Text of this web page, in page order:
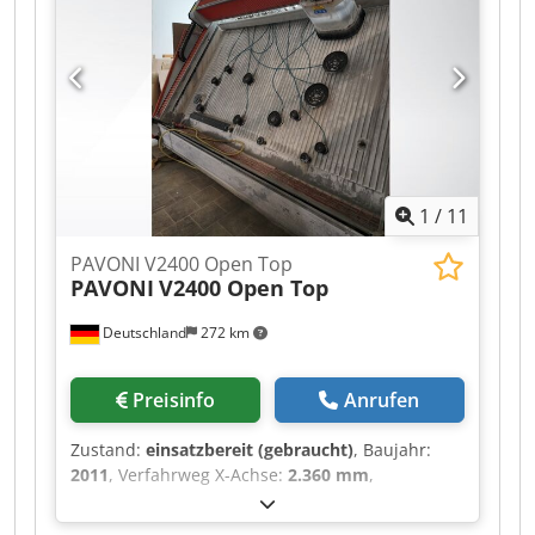
1 / 11
Deutschland 272 km
PAVONI V2400 Open Top
PAVONI V2400 Open Top
Preisinfo Anrufen
Zustand: einsatzbereit (gebraucht), Baujahr:
2011, Verfahrweg X-Achse: 2.360 mm,
1.800 mm
Achse:300 mm, Gesamthöhe:2.914 mm,